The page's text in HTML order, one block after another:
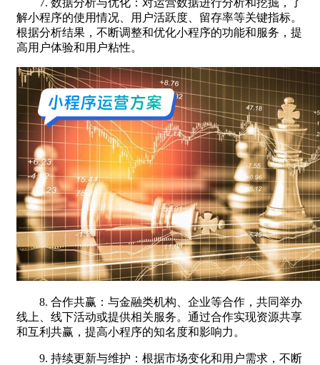
解小程序的使用情况、用户活跃度、留存率等关键指标。
根据分析结果，不断调整和优化小程序的功能和服务，提
高用户体验和用户粘性。
8. 合作共赢：与金融类机构、企业等合作，共同举办
线上、线下活动或提供相关服务。通过合作实现资源共享
和互利共赢，提高小程序的知名度和影响力。
9. 持续更新与维护：根据市场变化和用户需求，不断